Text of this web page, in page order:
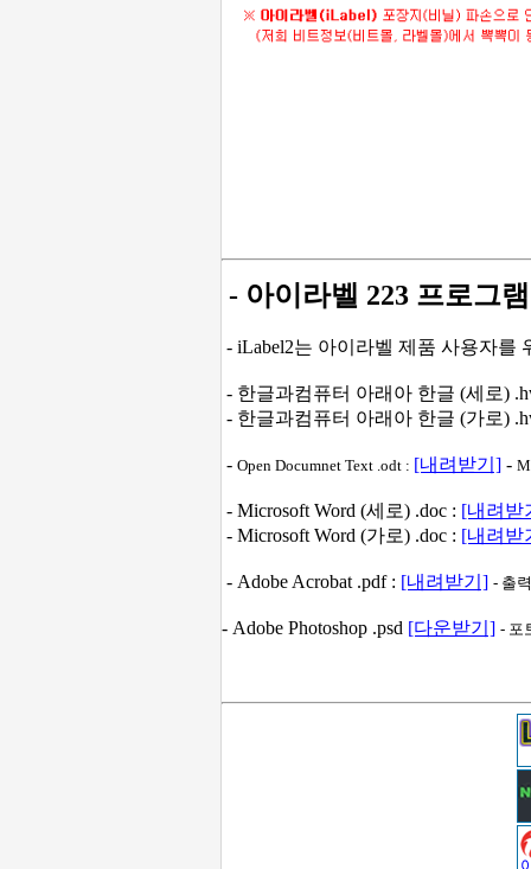
- 아이라벨 223 프로그
- iLabel2는 아이라벨 제품 사용자
- 한글과컴퓨터 아래아 한글 (세로)
- 한글과컴퓨터 아래아 한글 (가로)
- Open Documnet Text .odt : [내려받기] -
- Microsoft Word (세로) .doc : [내려받
- Microsoft Word (가로) .doc : [내려받
- Adobe Acrobat .pdf : [내려받기] - 출
- Adobe Photoshop .psd [다운받기] - 포